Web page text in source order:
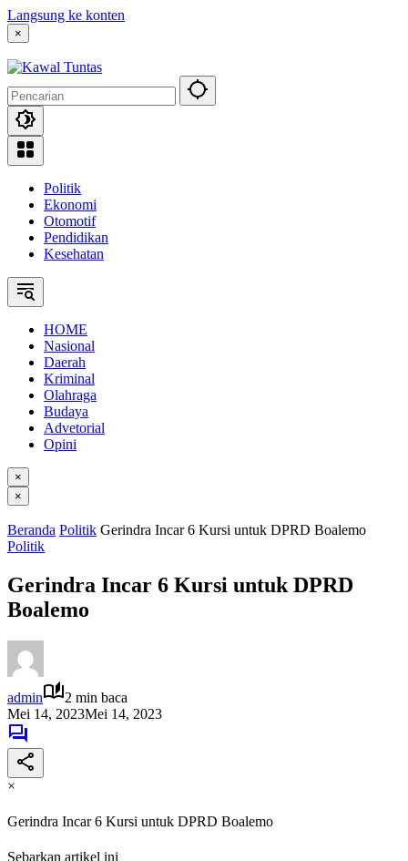
Langsung ke konten
×
Politik
Ekonomi
Otomotif
Pendidikan
Kesehatan
HOME
Nasional
Daerah
Kriminal
Olahraga
Budaya
Advetorial
Opini
×
×
Beranda Politik Gerindra Incar 6 Kursi untuk DPRD Boalemo
Politik
Gerindra Incar 6 Kursi untuk DPRD
Boalemo
admin
2 min baca
Mei 14, 2023Mei 14, 2023
×
Gerindra Incar 6 Kursi untuk DPRD Boalemo
Sebarkan artikel ini